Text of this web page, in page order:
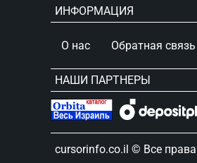
ИНФОРМАЦИЯ
О нас Обратная связь
НАШИ ПАРТНЕРЫ
сursorinfo.co.il © Все